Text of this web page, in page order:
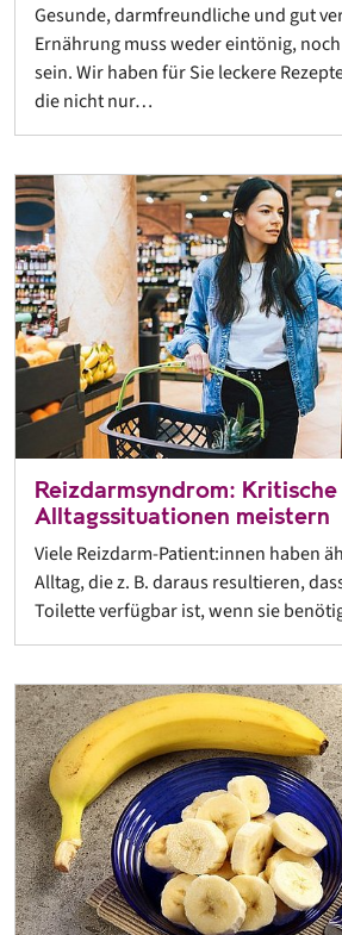
Gesunde, darmfreundliche und gut
Ernährung muss weder eintönig,
sein. Wir haben für Sie leckere
die nicht nur…
Reizdarmsyndrom: Kritische
Alltagssituationen meistern
Viele Reizdarm-Patient:innen haben
Alltag, die z. B. daraus resultieren,
Toilette verfügbar ist, wenn sie